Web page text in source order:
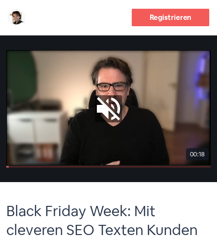
Registrieren
00:18
Black Friday Week: Mit
cleveren SEO Texten Kunden